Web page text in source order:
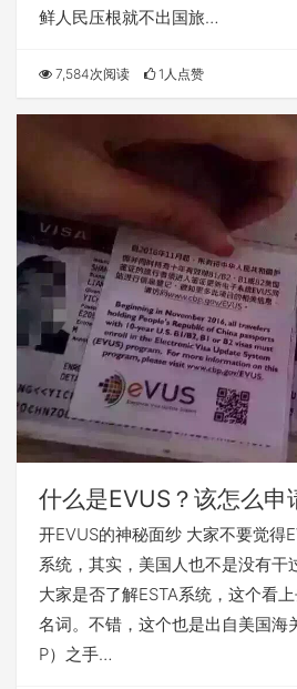
鲜人民压根就不出国旅…
7,584次阅读 1人点赞
什么是EVUS？该怎么申
开EVUS的神秘面纱 大家不要觉得
系统，其实，美国人也不是没有干
大家是否了解ESTA系统，这个看
名词。不错，这个也是出自美国海
P）之手…